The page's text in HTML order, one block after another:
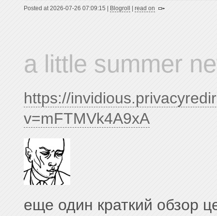
Posted at 2026-07-26 07:09:15 | Blogroll read on
a little summer
https://
v=mFTMVk4A9xA
еще один краткий обзор